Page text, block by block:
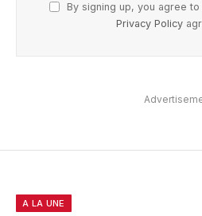
By signing up, you agree
Privacy Policy
A LA UNE